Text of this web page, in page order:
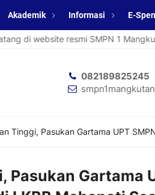
Akademik Informasi E-
resmi SMPN 1 Mangkutana
082189825245
Tinggi, Pasukan Gartama UPT
Gartama